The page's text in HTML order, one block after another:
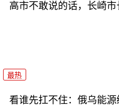
高市不敢说的话，长崎
最热
看谁先扛不住：俄乌能